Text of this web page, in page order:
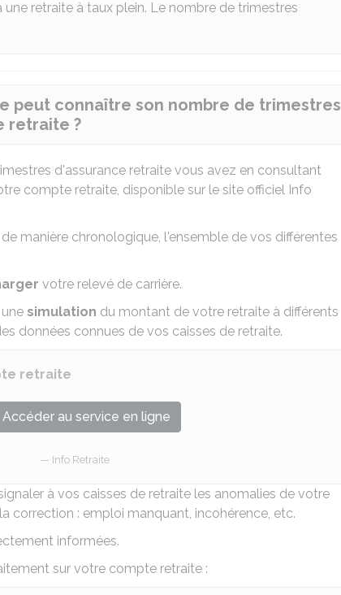
une retraite à taux plein. Le nombre de trimestres
peut connaître son nombre de trimestres
retraite ?
d'assurance retraite vous avez en consultant
compte retraite, disponible sur le site officiel Info
manière chronologique, l'ensemble de vos différentes
votre relevé de carrière.
simulation du montant de votre retraite à différents
données connues de vos caisses de retraite.
retraite
Accéder au service en ligne
Info Retraite
à vos caisses de retraite les anomalies de votre
correction : emploi manquant, incohérence, etc.
informées.
sur votre compte retraite :